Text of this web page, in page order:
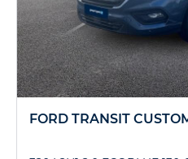
FORD TRANSIT